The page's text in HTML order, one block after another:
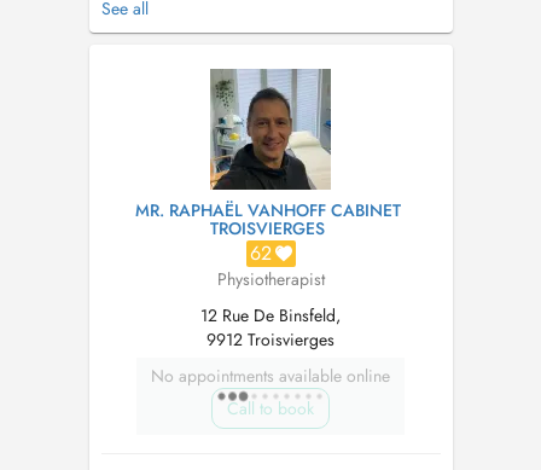
und postoperativen Reha (nach Schönbeck)
See all
MR. RAPHAËL VANHOFF CABINET
TROISVIERGES
62
Physiotherapist
12 Rue De Binsfeld,
9912 Troisvierges
No appointments available online
Call to book